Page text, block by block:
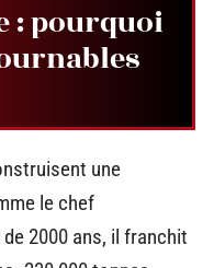
: pourquoi
une
le chef
2000 ans, il franchit